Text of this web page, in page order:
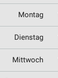
Montag
Dienstag
Mittwoch